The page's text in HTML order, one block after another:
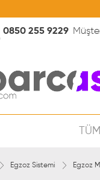
0850 255 9229
Egzoz Sistemi Egzoz